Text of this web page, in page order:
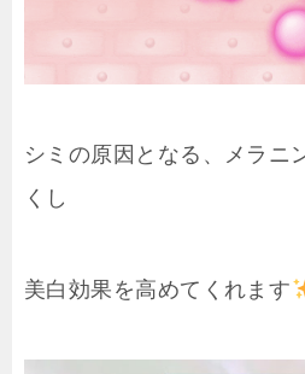
シミの原因となる、メラニ
くし
美白効果を高めてくれます